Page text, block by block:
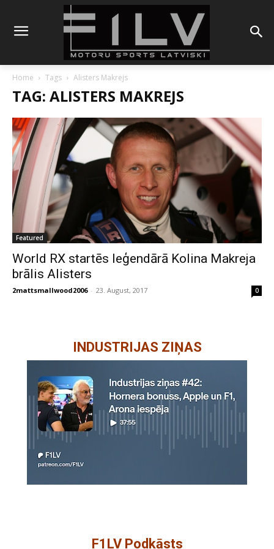
Home Tags Alisters Makrejs
TAG: ALISTERS MAKREJS
Featured
World RX startēs leģendārā Kolina Makreja
brālis Alisters
2mattsmallwood2006 - 23. August, 2017 0
INDUSTRIJAS ZIŅAS
F1LV Podkāsts